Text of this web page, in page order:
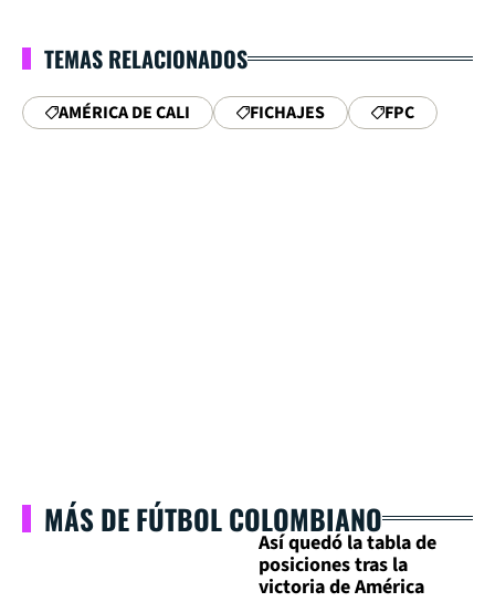
TEMAS RELACIONADOS
AMÉRICA DE CALI FICHAJES FPC
MÁS DE FÚTBOL COLOMBIANO
Así quedó la tabla de
posiciones tras la
victoria de América